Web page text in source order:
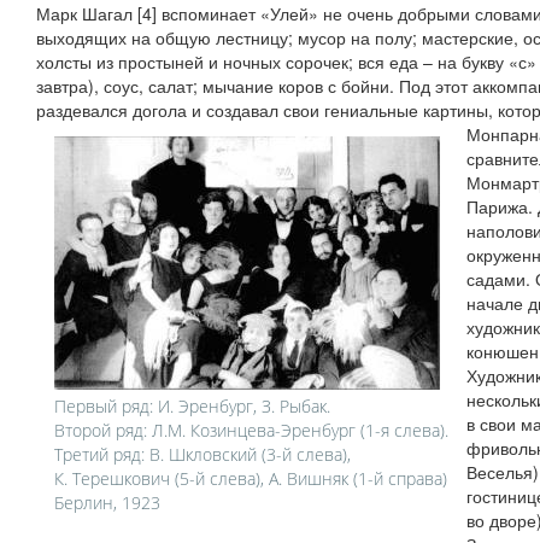
Марк Шагал [4] вспоминает «Улей» не очень добрыми
выходящих на общую лестницу; мусор на полу; мастерские,
холсты из простыней и ночных сорочек; вся еда – на букву
завтра), соус, салат; мычание коров с бойни. Под этот
раздевался догола и создавал свои гениальные картины,
Первый ряд: И. Эренбург, З. Рыбак.
Второй ряд: Л.М. Козинцева-Эренбург (1-я слева).
Третий ряд: В. Шкловский (3-й слева),
К. Терешкович (5-й слева), А. Вишняк (1-й справа)
Берлин, 1923
Парижа.
садами.
начале
в свои
во